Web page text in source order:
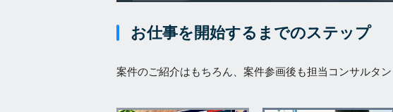
お仕事を開始するまでのステップ
案件のご紹介はもちろん、案件参画後も担当コンサルタ